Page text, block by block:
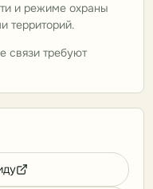
и режиме охраны
территорий.
связи требуют